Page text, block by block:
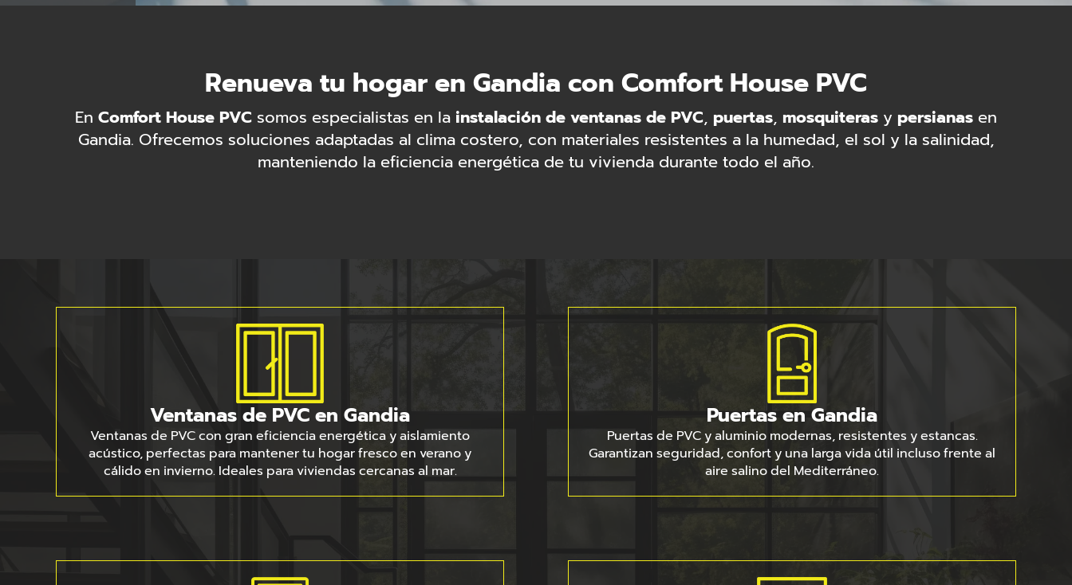
Renueva tu hogar en Gandia con Comfort House PVC
En Comfort House PVC somos especialistas en la instalación de ventanas de PVC, puertas, mosquiteras y persianas en
Gandia. Ofrecemos soluciones adaptadas al clima costero, con materiales resistentes a la humedad, el sol y la salinidad,
manteniendo la eficiencia energética de tu vivienda durante todo el año.
Ventanas de PVC en Gandia
Ventanas de PVC con gran eficiencia energética y aislamiento
acústico, perfectas para mantener tu hogar fresco en verano y
cálido en invierno. Ideales para viviendas cercanas al mar.
Puertas en Gandia
Puertas de PVC y aluminio modernas, resistentes y estancas.
Garantizan seguridad, confort y una larga vida útil incluso frente al
aire salino del Mediterráneo.